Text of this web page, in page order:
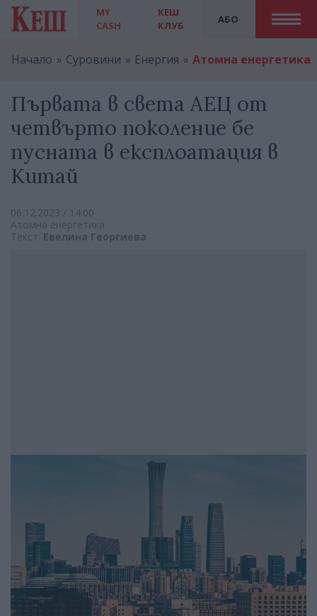
MY
CASH
АБО
КЕШ
КЛУБ
Начало Суровини Енергия Атомна енергетика
Първата в света АЕЦ от
четвърто поколение бе
пусната в експлоатация в
Китай
06.12.2023 / 14:00
Атомна енергетика
Текст: Евелина Георгиева